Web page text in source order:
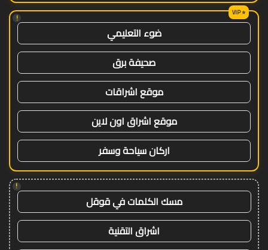
!
ضوء التعليمي
صحيفة برق
موقع اشراقات
موقع اشراق اون لاين
اركان سياحة وسفر
!
مسك الكلمات في قوقل
اشراق التقنية